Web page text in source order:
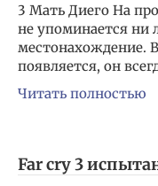
3 Мать Диего На
не упоминается ни
местонахождение.
появляется, он
Читать полностью
Far cry 3